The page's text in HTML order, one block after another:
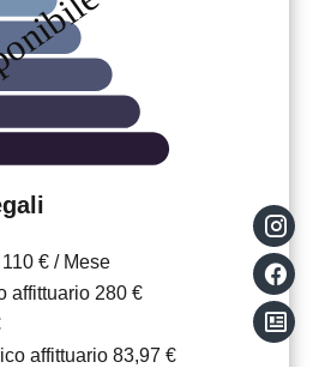
110 € / Mese
affittuario 280 €
affittuario 83,97 €